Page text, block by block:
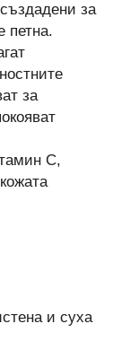
за
петна.
за
C,
и суха